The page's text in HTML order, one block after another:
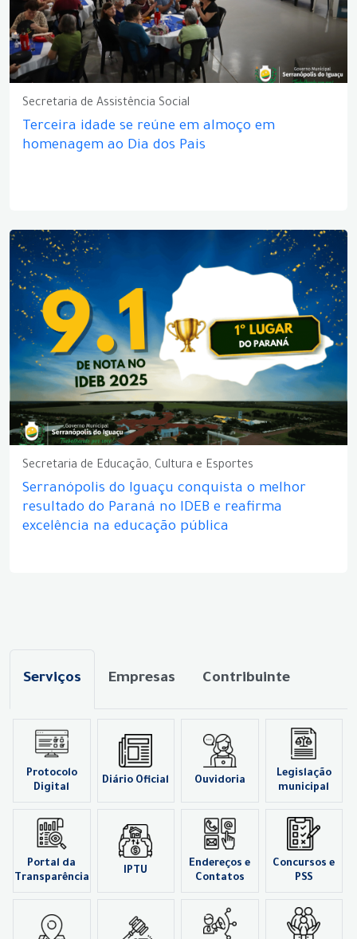
Secretaria de Assistência Social
Terceira idade se reúne em almoço em
homenagem ao Dia dos Pais
Secretaria de Educação, Cultura e Esportes
Serranópolis do Iguaçu conquista o melhor
resultado do Paraná no IDEB e reafirma
excelência na educação pública
Serviços Empresas Contribuinte
Protocolo
Digital
Diário Oficial Ouvidoria
Legislação
municipal
Portal da
Transparência
IPTU
Endereços e
Contatos
Concursos e
PSS